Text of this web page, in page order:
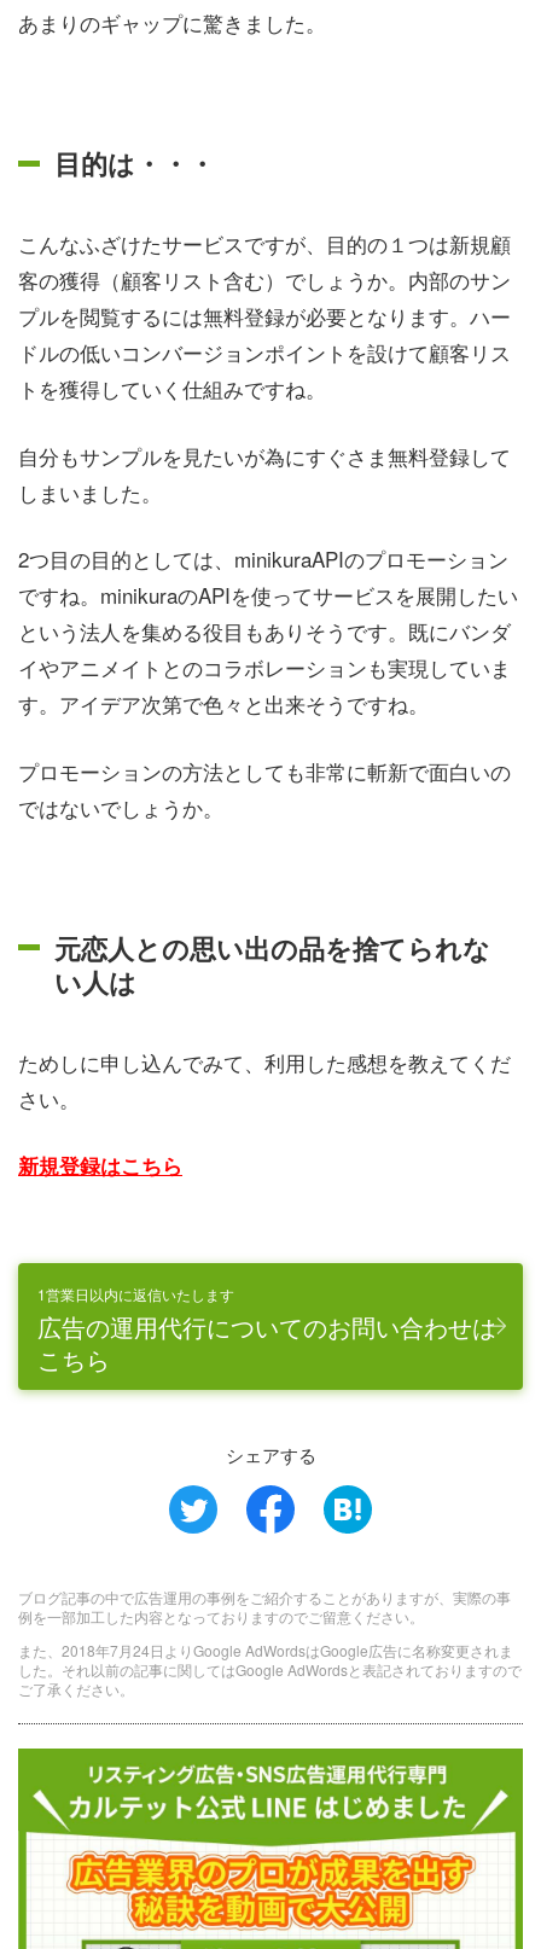
あまりのギャップに驚きました。
目的は・・・
こんなふざけたサービスですが、目的の１つは新規顧
客の獲得（顧客リスト含む）でしょうか。内部のサン
プルを閲覧するには無料登録が必要となります。ハー
ドルの低いコンバージョンポイントを設けて顧客リス
トを獲得していく仕組みですね。
自分もサンプルを見たいが為にすぐさま無料登録して
しまいました。
2つ目の目的としては、minikuraAPIのプロモーション
ですね。minikuraのAPIを使ってサービスを展開したい
という法人を集める役目もありそうです。既にバンダ
イやアニメイトとのコラボレーションも実現していま
す。アイデア次第で色々と出来そうですね。
プロモーションの方法としても非常に斬新で面白いの
ではないでしょうか。
元恋人との思い出の品を捨てられな
い人は
ためしに申し込んでみて、利用した感想を教えてくだ
さい。
新規登録はこちら
1営業日以内に返信いたします
広告の運用代行についてのお問い合わせは
こちら
シェアする
ブログ記事の中で広告運用の事例をご紹介することがありますが、実際の事
例を一部加工した内容となっておりますのでご留意ください。
また、2018年7月24日よりGoogle AdWordsはGoogle広告に名称変更されま
した。それ以前の記事に関してはGoogle AdWordsと表記されておりますので
ご了承ください。